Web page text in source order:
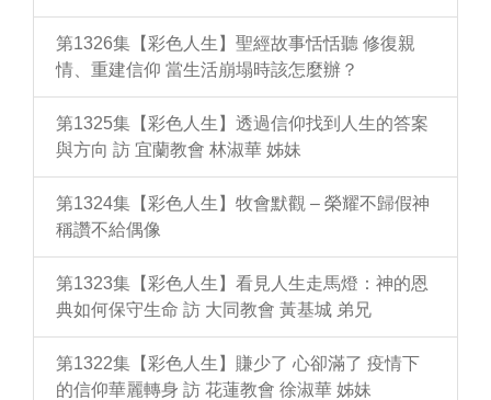
第1326集【彩色人生】聖經故事恬恬聽 修復親
情、重建信仰 當生活崩塌時該怎麼辦？
第1325集【彩色人生】透過信仰找到人生的答案
與方向 訪 宜蘭教會 林淑華 姊妹
第1324集【彩色人生】牧會默觀 – 榮耀不歸假神
稱讚不給偶像
第1323集【彩色人生】看見人生走馬燈：神的恩
典如何保守生命 訪 大同教會 黃基城 弟兄
第1322集【彩色人生】賺少了 心卻滿了 疫情下
的信仰華麗轉身 訪 花蓮教會 徐淑華 姊妹